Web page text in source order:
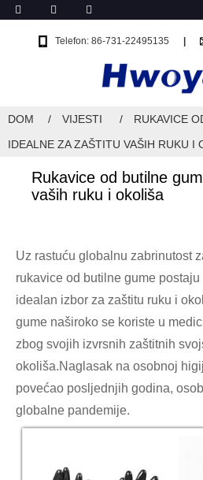
Telefon: 86-731-22495135
DOM VIJESTI
RUKAVICE
IDEALNE ZA ZAŠTITU VAŠIH RUKU I
Rukavice od butilne
vaših ruku i okoliša
Uz rastuću globalnu zabrinutost
rukavice od butilne gume
idealan izbor za zaštitu ruku i
gume naširoko se koriste u
zbog svojih izvrsnih zaštitnih
okoliša.Naglasak na osobnoj
povećao posljednjih godina,
globalne pandemije.